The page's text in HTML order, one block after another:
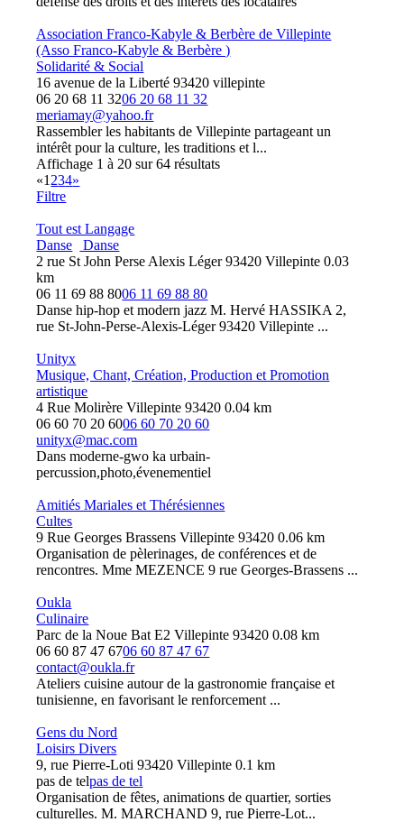
Association Franco-Kabyle & Berbère de Villepinte
(Asso Franco-Kabyle & Berbère )
Solidarité & Social
16 avenue de la Liberté 93420 villepinte
06 20 68 11 3206 20 68 11 32
meriamay@yahoo.fr
Rassembler les habitants de Villepinte partageant un
intérêt pour la culture, les traditions et l...
Affichage 1 à 20 sur 64 résultats
«1 234»
Filtre
Tout est Langage
Danse
Danse
2 rue St John Perse Alexis Léger 93420 Villepinte 0.03
km
06 11 69 88 8006 11 69 88 80
Danse hip-hop et modern jazz M. Hervé HASSIKA 2,
rue St-John-Perse-Alexis-Léger 93420 Villepinte ...
Unityx
Musique, Chant, Création, Production et Promotion
artistique
4 Rue Molirère Villepinte 93420 0.04 km
06 60 70 20 6006 60 70 20 60
unityx@mac.com
Dans moderne-gwo ka urbain-
percussion,photo,évenementiel
Amitiés Mariales et Thérésiennes
Cultes
9 Rue Georges Brassens Villepinte 93420 0.06 km
Organisation de pèlerinages, de conférences et de
rencontres. Mme MEZENCE 9 rue Georges-Brassens ...
Oukla
Culinaire
Parc de la Noue Bat E2 Villepinte 93420 0.08 km
06 60 87 47 6706 60 87 47 67
contact@oukla.fr
Ateliers cuisine autour de la gastronomie française et
tunisienne, en favorisant le renforcement ...
Gens du Nord
Loisirs Divers
9, rue Pierre-Loti 93420 Villepinte 0.1 km
pas de telpas de tel
Organisation de fêtes, animations de quartier, sorties
culturelles. M. MARCHAND 9, rue Pierre-Lot...